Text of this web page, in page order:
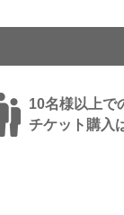
10名様以上で
チケット購入